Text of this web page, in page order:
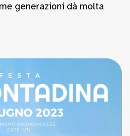
generazioni dà molta